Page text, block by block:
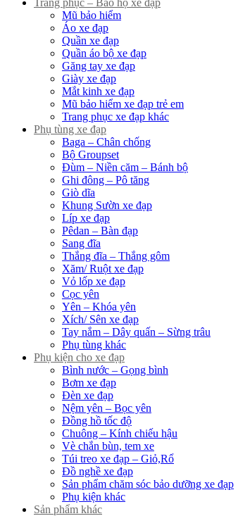
Mũ bảo hiểm
Áo xe đạp
Quần xe đạp
Quần áo bộ xe đạp
Găng tay xe đạp
Giày xe đạp
Mắt kinh xe đạp
Mũ bảo hiểm xe đạp trẻ em
Trang phục xe đạp khác
Phụ tùng xe đạp
Baga – Chân chống
Bộ Groupset
Đùm – Niền căm – Bánh bộ
Ghi đông – Pô tăng
Giò dĩa
Khung Sườn xe đạp
Líp xe đạp
Pêdan – Bàn đạp
Sang đĩa
Thắng đĩa – Thắng gôm
Xăm/ Ruột xe đạp
Vỏ lốp xe đạp
Cọc yên
Yên – Khóa yên
Xích/ Sên xe đạp
Tay nắm – Dây quấn – Sừng trâu
Phụ tùng khác
Phụ kiện cho xe đạp
Bình nước – Gọng bình
Bơm xe đạp
Đèn xe đạp
Nệm yên – Bọc yên
Đồng hồ tốc độ
Chuông – Kính chiếu hậu
Vè chắn bùn, tem xe
Túi treo xe đạp – Giỏ,Rổ
Đồ nghề xe đạp
Sản phẩm chăm sóc bảo dưỡng xe đạp
Phụ kiện khác
Sản phẩm khác